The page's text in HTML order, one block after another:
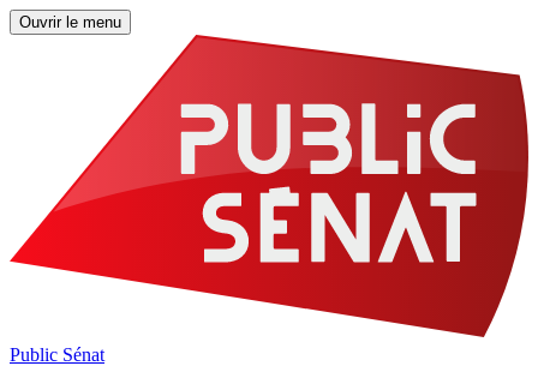
Ouvrir le menu
Public Sénat